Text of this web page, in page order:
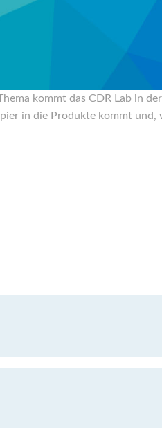
kommt das CDR Lab in
in die Produkte kommt